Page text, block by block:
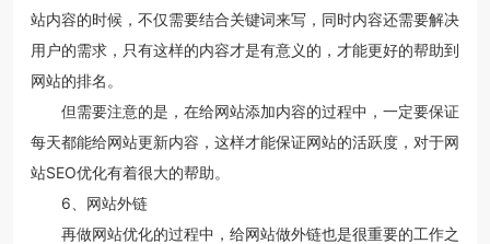
站内容的时候，不仅需要结合关键词来写，同时内容还需要解决
用户的需求，只有这样的内容才是有意义的，才能更好的帮助到
网站的排名。
但需要注意的是，在给网站添加内容的过程中，一定要保证
每天都能给网站更新内容，这样才能保证网站的活跃度，对于网
站SEO优化有着很大的帮助。
6、网站外链
再做网站优化的过程中，给网站做外链也是很重要的工作之